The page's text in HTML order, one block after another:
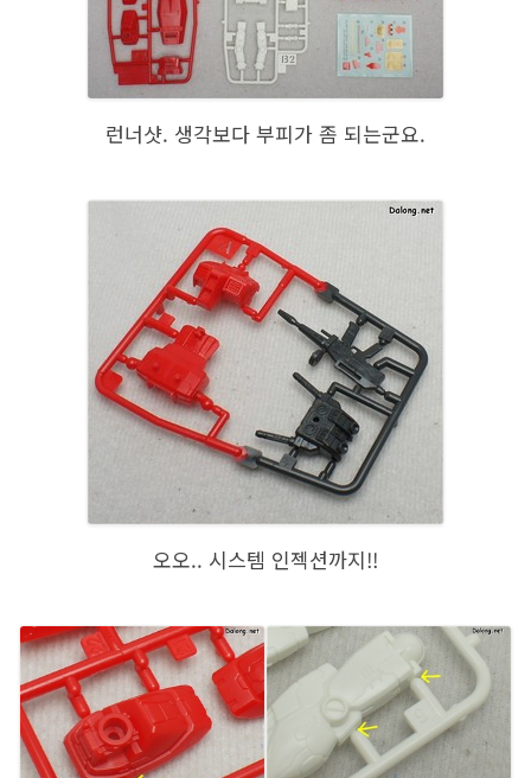
런너샷. 생각보다 부피가 좀 되는군요.
오오.. 시스템 인젝션까지!!